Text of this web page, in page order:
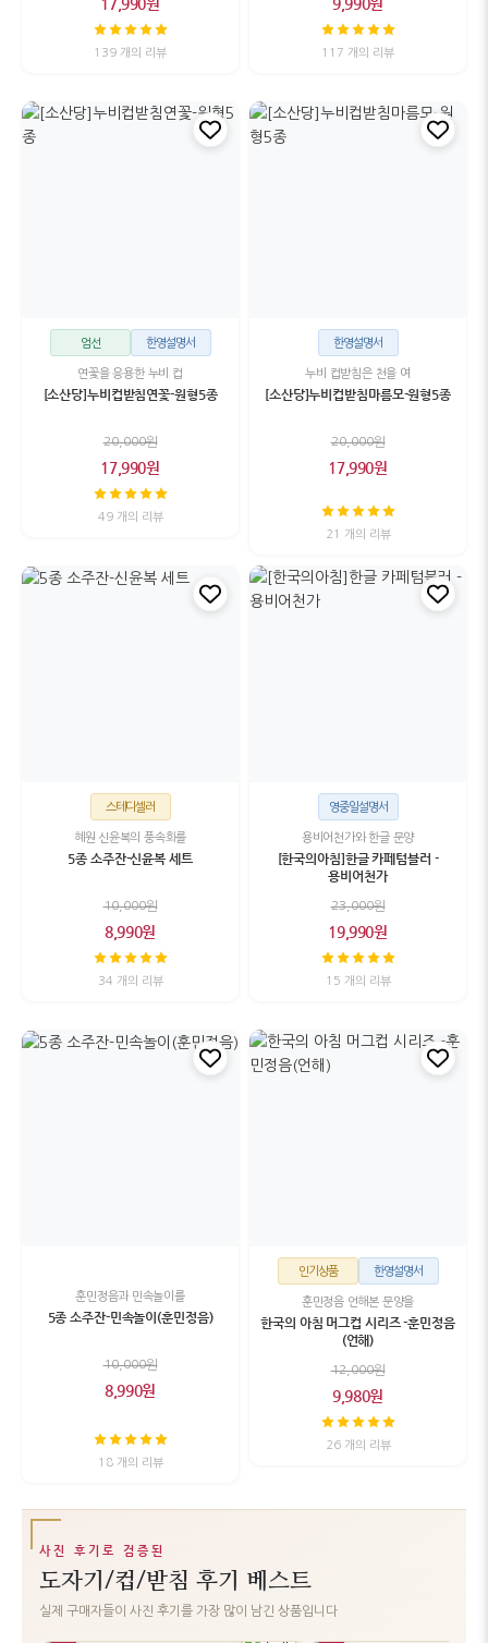
139 개의 리뷰 117 개의 리뷰
엄선 한영설명서
연꽃을 응용한 누비 컵
[소산당]누비컵받침연꽃-원형5종
20,000원
17,990원
49 개의 리뷰
한영설명서
누비 컵받침은 천을 여
[소산당]누비컵받침마름모-원형5종
20,000원
17,990원
21 개의 리뷰
스테디셀러
혜원 신윤복의 풍속화를
5종 소주잔-신윤복 세트
10,000원
8,990원
34 개의 리뷰
영중일설명서
용비어천가와 한글 문양
[한국의아침]한글 카페텀블러 -
용비어천가
23,000원
19,990원
15 개의 리뷰
훈민정음과 민속놀이를
5종 소주잔-민속놀이(훈민정음)
10,000원
8,990원
18 개의 리뷰
인기상품 한영설명서
훈민정음 언해본 문양을
한국의 아침 머그컵 시리즈 -훈민정음
(언해)
12,000원
9,980원
26 개의 리뷰
사진 후기로 검증된
도자기/컵/받침 후기 베스트
실제 구매자들이 사진 후기를 가장 많이 남긴 상품입니다